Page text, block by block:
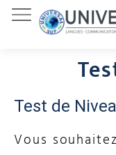
Test de
Vous